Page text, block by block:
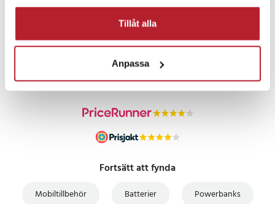
Tillåt alla
Anpassa
PRISGARANTI
UTFÖRSÄLJNING
Fortsätt att fynda
Mobiltillbehör Batterier Powerbanks